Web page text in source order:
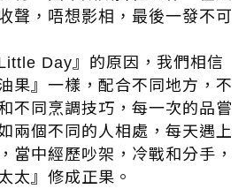
聲，唔想影相，最後一發不可
Day』的原因，我們相信
果』一樣，配合不同地方，不
不同烹調技巧，每一次的品嘗
兩個不同的人相處，每天遇上
當中經歷吵架，冷戰和分手，
太』修成正果。